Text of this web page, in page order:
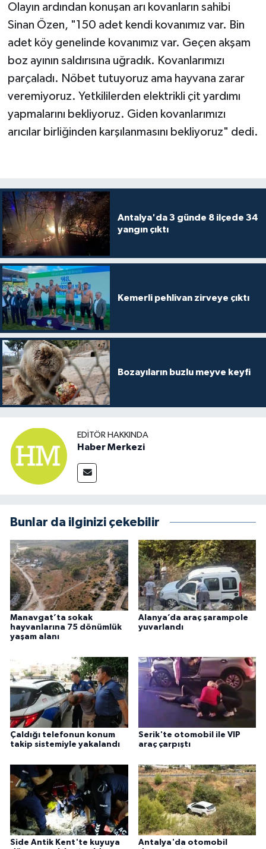
Olayın ardından konuşan arı kovanların sahibi
Sinan Özen, "150 adet kendi kovanımız var. Bin
adet köy genelinde kovanımız var. Geçen akşam
boz ayının saldırısına uğradık. Kovanlarımızı
parçaladı. Nöbet tutuyoruz ama hayvana zarar
veremiyoruz. Yetkililerden elektrikli çit yardımı
yapmalarını bekliyoruz. Giden kovanlarımızı
arıcılar birliğinden karşılanmasını bekliyoruz" dedi.
Antalya'da 3 günde 8 ilçede 34
yangın çıktı
Kemerli pehlivan zirveye çıktı
Bozayıların buzlu meyve keyfi
EDITÖR HAKKINDA
Haber Merkezi
Bunlar da ilginizi çekebilir
Manavgat’ta sokak
hayvanlarına 75 dönümlük
yaşam alanı
Alanya’da araç şarampole
yuvarlandı
Çaldığı telefonun konum
takip sistemiyle yakalandı
Serik'te otomobil ile VIP
araç çarpıştı
Side Antik Kent'te kuyuya
Antalya'da otomobil